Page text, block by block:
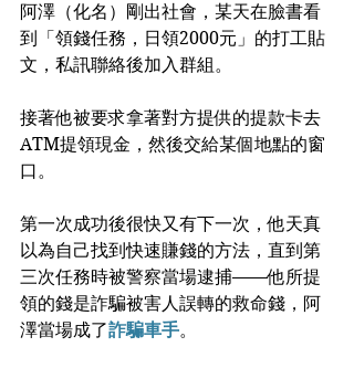
阿澤（化名）剛出社會，某天在臉書看
到「領錢任務，日領2000元」的打工貼
文，私訊聯絡後加入群組。
接著他被要求拿著對方提供的提款卡去
ATM提領現金，然後交給某個地點的窗
口。
第一次成功後很快又有下一次，他天真
以為自己找到快速賺錢的方法，直到第
三次任務時被警察當場逮捕——他所提
領的錢是詐騙被害人誤轉的救命錢，阿
澤當場成了詐騙車手。